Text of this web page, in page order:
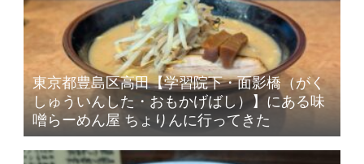
東京都豊島区高田【学習院下・面影橋（がく
しゅういんした・おもかげばし）】にある味
噌らーめん屋 ちょりんに行ってきた